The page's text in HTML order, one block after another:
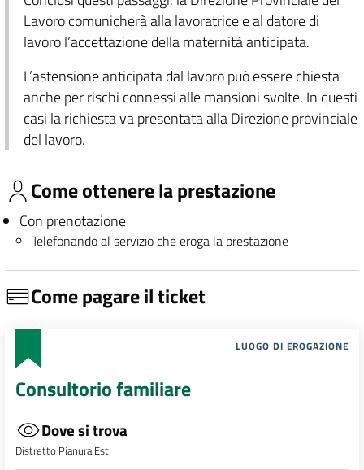
Lavoro comunicherà alla lavoratrice e al datore di
lavoro l’accettazione della maternità anticipata.
L’astensione anticipata dal lavoro può essere chiesta
anche per rischi connessi alle mansioni svolte. In questi
casi la richiesta va presentata alla Direzione provinciale
del lavoro.
Come ottenere la prestazione
Con prenotazione
Telefonando al servizio che eroga la prestazione
Come pagare il ticket
LUOGO DI EROGAZIONE
Consultorio familiare
Dove si trova
Distretto Pianura Est